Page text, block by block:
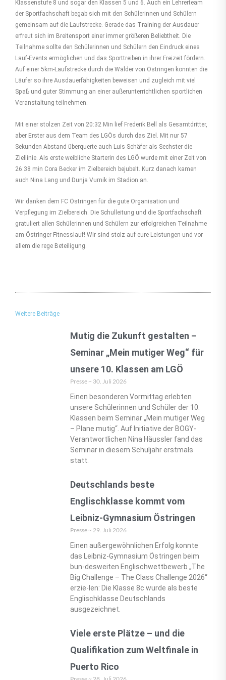
Klassenstufe 8 und sogar den Klassen 5 und 6. Auch ein Lehrerteam
der Sportfachschaft begab sich mit den Schülerinnen und Schülern
gemeinsam auf die Laufstrecke. Gerade das Training der Ausdauer
erfreut sich im Breitensport einer immer größeren Beliebtheit. Die
Teilnahme sollte den Schülerinnen und Schülern den Eindruck eines
Lauf-Events ermöglichen und das Sporttreiben in ihrer Freizeit fördern.
Auf einer 5km-Laufstrecke durch die Wälder von Östringen konnten die
Läufer so ihre Ausdauerfähigkeiten beweisen und zugleich mit viel
Spaß und guter Stimmung an einer außerunterrichtlichen sportlichen
Veranstaltung teilnehmen.
Mit einer stolzen Zeit von 20:32 Min lief Frederik Bell als Gesamtdritter,
aber Erster aus dem Team des LGÖs durch das Ziel. Mit nur 57
Sekunden Abstand überquerte auch Luis Schäfer als Sechster die
Ziellinie. Als erste weibliche Starterin des LGÖ wurde mit einer Zeit von
26:38 min Cora Becker im Zielbereich bejubelt. Kurz danach kamen
auch Nina Lang und Dunja Vurnik im Stadion an.
Wir danken dem FC Östringen für die gute Organisation und
Verpflegung im Zielbereich. Die Schulleitung und die Sportfachschaft
gratuliert allen Schülerinnen und Schülern zur erfolgreichen Teilnahme
am Östringer Fitnesslauf! Wir sind stolz auf eure Leistungen und vor
allem die rege Beteiligung.
Weitere Beiträge
Mutig die Zukunft gestalten –
Seminar „Mein mutiger Weg“ für
unsere 10. Klassen am LGÖ
Presse 30. Juli 2026
Einen besonderen Vormittag erlebten
unsere Schülerinnen und Schüler der 10.
Klassen beim Seminar „Mein mutiger Weg
– Plane mutig“. Auf Initiative der BOGY-
Verantwortlichen Nina Häussler fand das
Seminar in diesem Schuljahr erstmals
statt.
Deutschlands beste
Englischklasse kommt vom
Leibniz-Gymnasium Östringen
Presse 29. Juli 2026
Einen außergewöhnlichen Erfolg konnte
das Leibniz-Gymnasium Östringen beim
bun-desweiten Englischwettbewerb „The
Big Challenge – The Class Challenge 2026“
erzie-len: Die Klasse 8c wurde als beste
Englischklasse Deutschlands
ausgezeichnet.
Viele erste Plätze – und die
Qualifikation zum Weltfinale in
Puerto Rico